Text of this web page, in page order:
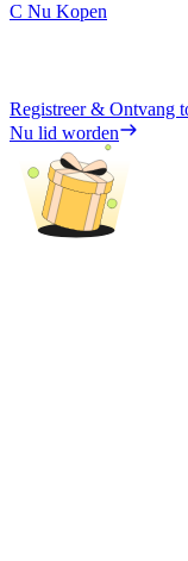
C Nu Kopen
Registreer & Ontvang
Nu lid worden